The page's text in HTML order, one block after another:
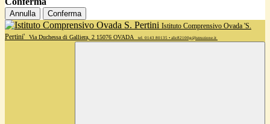
Annulla Conferma
Istituto Comprensivo Ovada 'S.
Pertini'
Via Duchessa di Galliera, 2 15076 OVADA tel. 0143 80135 • alic82100g@istruzione.it